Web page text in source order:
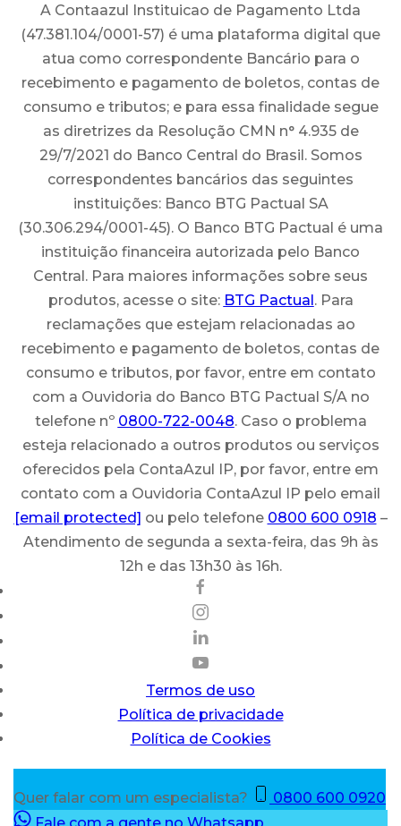
A Contaazul Instituicao de Pagamento Ltda
(47.381.104/0001-57) é uma plataforma digital que
atua como correspondente Bancário para o
recebimento e pagamento de boletos, contas de
consumo e tributos; e para essa finalidade segue
as diretrizes da Resolução CMN n° 4.935 de
29/7/2021 do Banco Central do Brasil. Somos
correspondentes bancários das seguintes
instituições: Banco BTG Pactual SA
(30.306.294/0001-45). O Banco BTG Pactual é uma
instituição financeira autorizada pelo Banco
Central. Para maiores informações sobre seus
produtos, acesse o site: BTG Pactual. Para
reclamações que estejam relacionadas ao
recebimento e pagamento de boletos, contas de
consumo e tributos, por favor, entre em contato
com a Ouvidoria do Banco BTG Pactual S/A no
telefone nº 0800-722-0048. Caso o problema
esteja relacionado a outros produtos ou serviços
oferecidos pela ContaAzul IP, por favor, entre em
contato com a Ouvidoria ContaAzul IP pelo email
[email protected] ou pelo telefone 0800 600 0918 –
Atendimento de segunda a sexta-feira, das 9h às
12h e das 13h30 às 16h.
Termos de uso
Política de privacidade
Política de Cookies
Quer falar com um especialista?
0800 600 0920
Fale com a gente no Whatsapp